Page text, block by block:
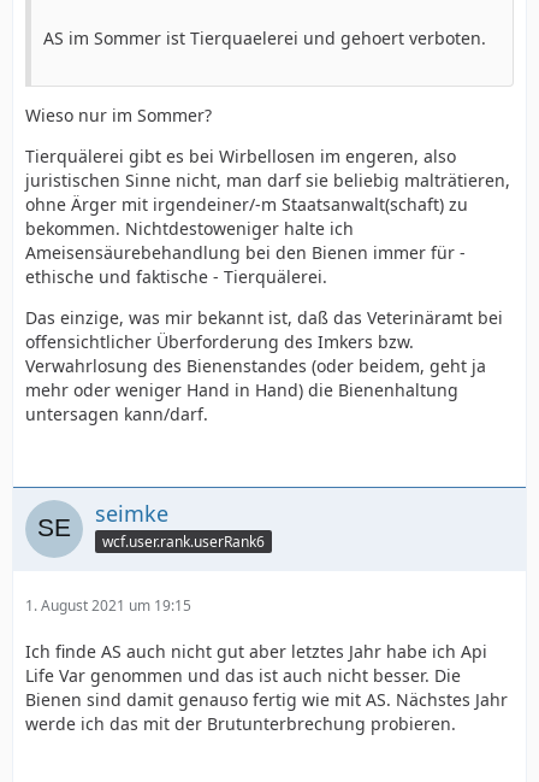
AS im Sommer ist Tierquaelerei und gehoert verboten.
Wieso nur im Sommer?
Tierquälerei gibt es bei Wirbellosen im engeren, also
juristischen Sinne nicht, man darf sie beliebig malträtieren,
ohne Ärger mit irgendeiner/-m Staatsanwalt(schaft) zu
bekommen. Nichtdestoweniger halte ich
Ameisensäurebehandlung bei den Bienen immer für -
ethische und faktische - Tierquälerei.
Das einzige, was mir bekannt ist, daß das Veterinäramt bei
offensichtlicher Überforderung des Imkers bzw.
Verwahrlosung des Bienenstandes (oder beidem, geht ja
mehr oder weniger Hand in Hand) die Bienenhaltung
untersagen kann/darf.
seimke
wcf.user.rank.userRank6
1. August 2021 um 19:15
Ich finde AS auch nicht gut aber letztes Jahr habe ich Api
Life Var genommen und das ist auch nicht besser. Die
Bienen sind damit genauso fertig wie mit AS. Nächstes Jahr
werde ich das mit der Brutunterbrechung probieren.